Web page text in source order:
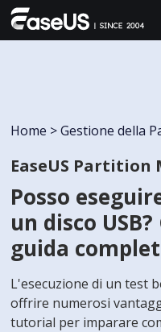
Home > Gestione della
EaseUS Partition
Posso
un disco
guida
L'esecuzione di un test
offrire numerosi
tutorial per imparare